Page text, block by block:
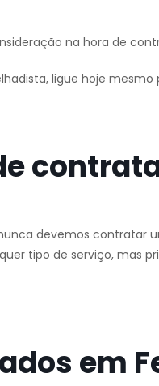
na hora de
ligue hoje mesmo
devemos contratar
tipo de serviço, mas
em